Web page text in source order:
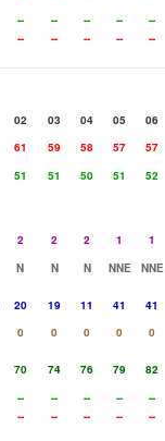
-- -- -- -- --
-- -- -- -- --
02 03 04 05 06
61 59 58 57 57
51 51 50 51 52
2 2 2 1 1
N N N NNE NNE
20 19 11 41 41
0 0 0 0 0
70 74 76 79 82
-- -- -- -- --
-- -- -- -- --